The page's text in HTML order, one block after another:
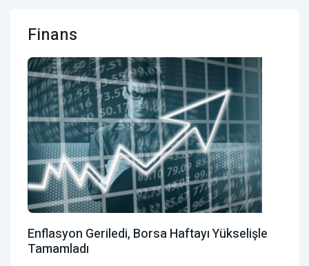
Finans
Enflasyon Geriledi, Borsa Haftayı Yükselişle
Tamamladı